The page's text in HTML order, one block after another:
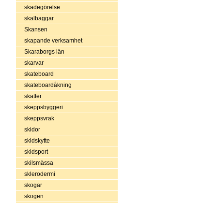
skadegörelse
skalbaggar
Skansen
skapande verksamhet
Skaraborgs län
skarvar
skateboard
skateboardåkning
skatter
skeppsbyggeri
skeppsvrak
skidor
skidskytte
skidsport
skilsmässa
sklerodermi
skogar
skogen